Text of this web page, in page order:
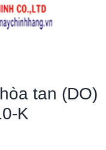
tan (DO)
K